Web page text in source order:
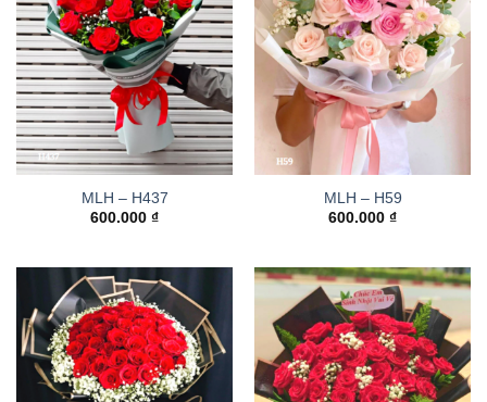
MLH – H437
600.000 ₫
MLH – H59
600.000 ₫